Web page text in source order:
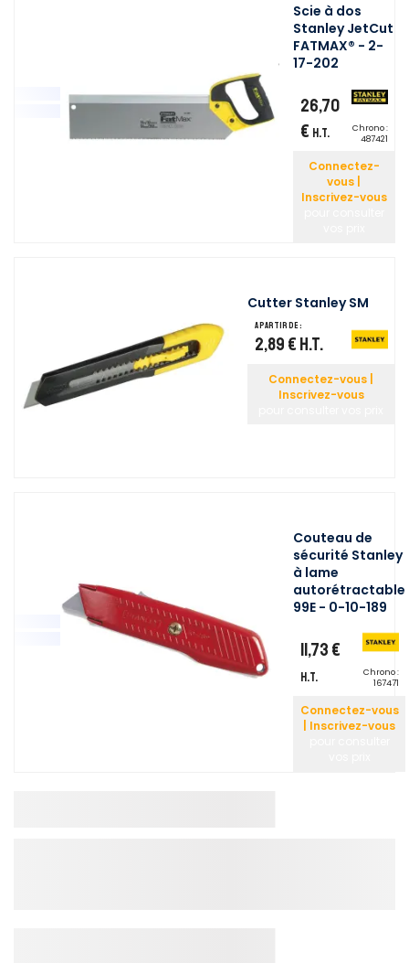
Scie à dos
Stanley JetCut
FATMAX® - 2-
17-202
26,70
€ H.T.
Chrono :
487421
Connectez-
vous |
Inscrivez-vous
Cutter Stanley SM
A partir de :
2,89 € H.T.
Connectez-vous |
Inscrivez-vous
Couteau de
sécurité Stanley
à lame
autorétractable
99E - 0-10-189
11,73 €
H.T.
Chrono :
167471
Connectez-vous
| Inscrivez-vous